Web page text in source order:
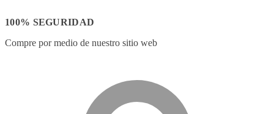
100% SEGURIDAD
Compre por medio de nuestro sitio web